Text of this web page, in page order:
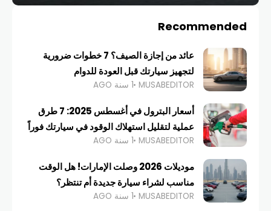
Recommended
عائد من إجازة الصيف؟ 7 خطوات ضرورية
لتجهيز سيارتك قبل العودة للدوام
MUSABEDITOR 1 سنة AGO
أسعار البترول في أغسطس 2025: 7 طرق
عملية لتقليل استهلاك الوقود في سيارتك فوراً
MUSABEDITOR 1 سنة AGO
موديلات 2026 وصلت الإمارات! هل الوقت
مناسب لشراء سيارة جديدة أم تنتظر؟
MUSABEDITOR 1 سنة AGO